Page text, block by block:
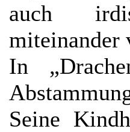
auch
miteinander
In
Seine